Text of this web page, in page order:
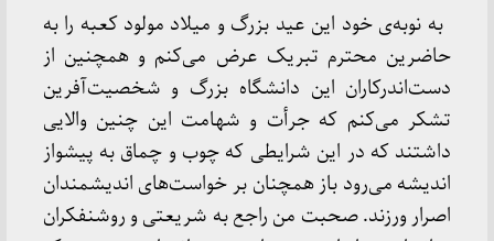
به نوبه‌ی خود این عید بزرگ و میلاد مولود کعبه را به
حاضرین محترم تبریک عرض می‌کنم و همچنین از
دست‌اندرکاران این دانشگاه بزرگ و شخصیت‌آفرین
تشکر می‌کنم که جرأت و شهامت این چنین والایی
داشتند که در این شرایطی که چوب و چماق به پیشواز
اندیشه می‌رود باز همچنان بر خواست‌های اندیشمندان
اصرار ورزند. صحبت من راجع به شریعتی و روشنفکران